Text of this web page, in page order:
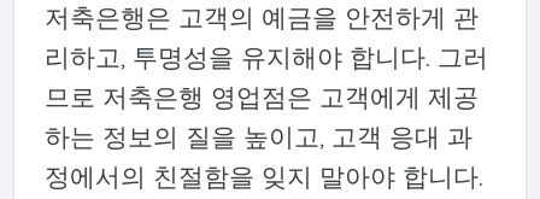
저축은행은 고객의 예금을 안전하게 관
리하고, 투명성을 유지해야 합니다. 그러
므로 저축은행 영업점은 고객에게 제공
하는 정보의 질을 높이고, 고객 응대 과
정에서의 친절함을 잊지 말아야 합니다.